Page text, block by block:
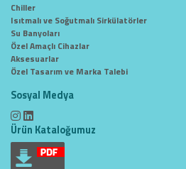
Chiller
Isıtmalı ve Soğutmalı Sirkülatörler
Su Banyoları
Özel Amaçlı Cihazlar
Aksesuarlar
Özel Tasarım ve Marka Talebi
Sosyal Medya
Ürün Kataloğumuz